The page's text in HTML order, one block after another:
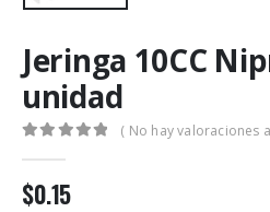
Jeringa 10CC
unidad
( No hay valoraciones
$0.15